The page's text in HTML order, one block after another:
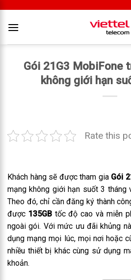
Gói 21G3 MobiFone
không giới hạn
Rate this
Khách hàng sẽ được tham gia Gói
mạng không giới hạn suốt 3 tháng
Theo đó, chỉ cần đăng ký thành
được 135GBtốc độ cao và miễn
ngoài gói. Với mức ưu đãi khủng
dụng mạng mọi lúc, mọi nơi hoặc
nhiều thiết bị khác cùng sử dụng
khoản.